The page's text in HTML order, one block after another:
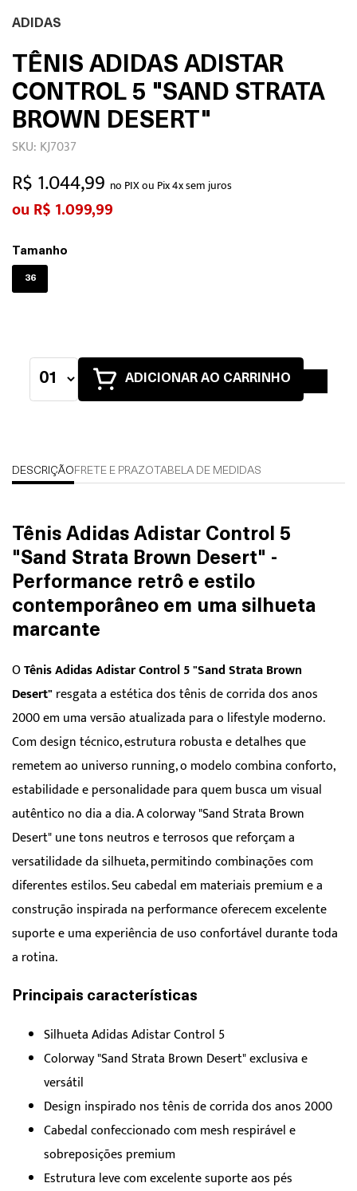
ADIDAS
TÊNIS ADIDAS ADISTAR
CONTROL 5 "SAND STRATA
BROWN DESERT"
SKU: KJ7037
R$ 1.044,99 no PIX ou Pix 4x sem juros
R$ 1.099,99
Tamanho
36
ADICIONAR AO CARRINHO
DESCRIÇÃO FRETE E PRAZOTABELA DE MEDIDAS
Tênis Adidas Adistar Control 5
"Sand Strata Brown Desert" -
Performance retrô e estilo
contemporâneo em uma silhueta
marcante
OTênis Adidas Adistar Control 5 "Sand Strata Brown
Desert"resgata a estética dos tênis de corrida dos anos
2000 em uma versão atualizada para o lifestyle moderno.
Com design técnico, estrutura robusta e detalhes que
remetem ao universo running, o modelo combina conforto,
estabilidade e personalidade para quem busca um visual
autêntico no dia a dia. A colorway "Sand Strata Brown
Desert" une tons neutros e terrosos que reforçam a
versatilidade da silhueta, permitindo combinações com
diferentes estilos. Seu cabedal em materiais premium e a
construção inspirada na performance oferecem excelente
suporte e uma experiência de uso confortável durante toda
a rotina.
Principais características
Silhueta Adidas Adistar Control 5
Colorway "Sand Strata Brown Desert" exclusiva e
versátil
Design inspirado nos tênis de corrida dos anos 2000
Cabedal confeccionado com mesh respirável e
sobreposições premium
Estrutura leve com excelente suporte aos pés